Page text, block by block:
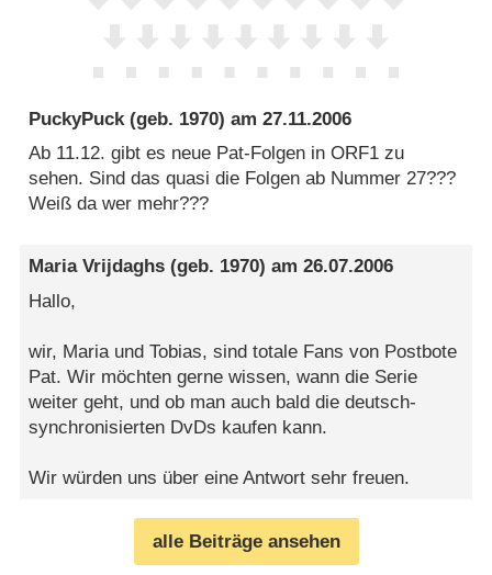
PuckyPuck (geb. 1970) am27.11.2006
Ab 11.12. gibt es neue Pat-Folgen in ORF1 zu
sehen. Sind das quasi die Folgen ab Nummer 27???
Weiß da wer mehr???
Maria Vrijdaghs (geb. 1970) am26.07.2006
Hallo,
wir, Maria und Tobias, sind totale Fans von Postbote
Pat. Wir möchten gerne wissen, wann die Serie
weiter geht, und ob man auch bald die deutsch-
synchronisierten DvDs kaufen kann.
Wir würden uns über eine Antwort sehr freuen.
alle Beiträge ansehen